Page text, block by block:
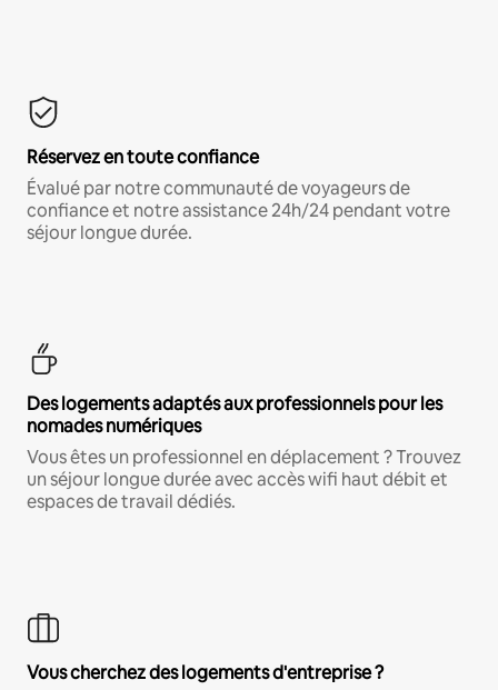
Réservez en toute confiance
Évalué par notre communauté de voyageurs de
confiance et notre assistance 24h/24 pendant votre
séjour longue durée.
Des logements adaptés aux professionnels pour les
nomades numériques
Vous êtes un professionnel en déplacement ? Trouvez
un séjour longue durée avec accès wifi haut débit et
espaces de travail dédiés.
Vous cherchez des logements d'entreprise ?